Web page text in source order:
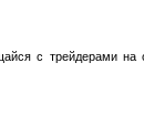
с трейдерами на